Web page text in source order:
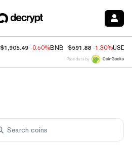
$1,905.49 -0.50%BNB $591.88 -1.30%USDC
Price data by